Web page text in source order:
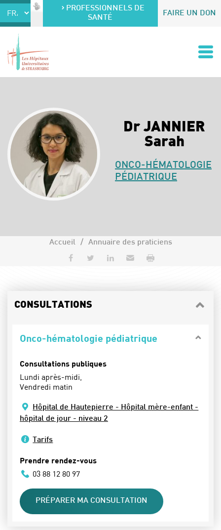
Accéder au contenu
Accéder au menuPROFESSIONNELS DE
SANTÉ
FAIRE UN DON
Dr JANNIER
Sarah
ONCO-HÉMATOLOGIE
PÉDIATRIQUE
Accueil Annuaire des praticiens
Partager sur Facebook
Partager sur Twitter
Partager sur LinkedIn
Envoyer par e-mail
CONSULTATIONS
Onco-hématologie pédiatrique
Consultations publiques
Lundi après-midi,
Vendredi matin
Hôpital de Hautepierre - Hôpital mère-enfant -
hôpital de jour - niveau 2
Tarifs
Prendre rendez-vous
03 88 12 80 97
PRÉPARER MA CONSULTATION